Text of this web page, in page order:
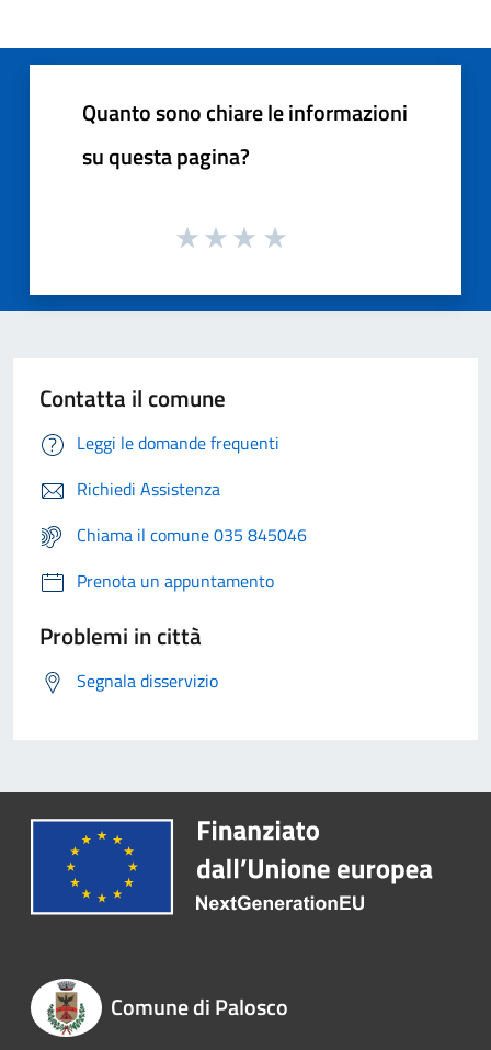
Quanto sono chiare le informazioni
su questa pagina?
Contatta il comune
Leggi le domande frequenti
Richiedi Assistenza
Chiama il comune 035 845046
Prenota un appuntamento
Problemi in città
Segnala disservizio
Comune di Palosco